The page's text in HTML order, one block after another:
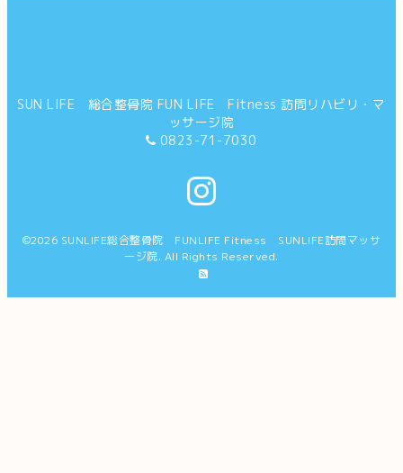
SUN LIFE 総合整骨院 FUN LIFE Fitness 訪問リハビリ・マ
ッサージ院
0823-71-7030
©2026 SUNLIFE総合整骨院 FUNLIFE Fitness SUNLIFE訪問マッサ
ージ院. All Rights Reserved.